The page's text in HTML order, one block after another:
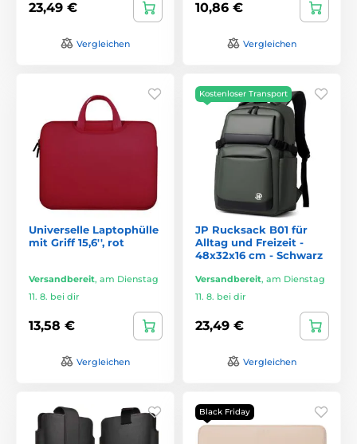
23,49 €
Vergleichen
10,86 €
Vergleichen
Universelle Laptophülle
mit Griff 15,6'', rot
Versandbereit, am Dienstag
11. 8. bei dir
13,58 €
Vergleichen
Kostenloser Transport
JP Rucksack B01 für
Alltag und Freizeit -
48x32x16 cm - Schwarz
Versandbereit, am Dienstag
11. 8. bei dir
23,49 €
Vergleichen
Black Friday